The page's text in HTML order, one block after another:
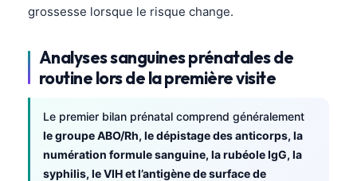
grossesse lorsque le risque change.
Analyses sanguines prénatales de
routine lors de la première visite
Le premier bilan prénatal comprend généralement
le groupe ABO/Rh, le dépistage des anticorps, la
numération formule sanguine, la rubéole IgG, la
syphilis, le VIH et l’antigène de surface de